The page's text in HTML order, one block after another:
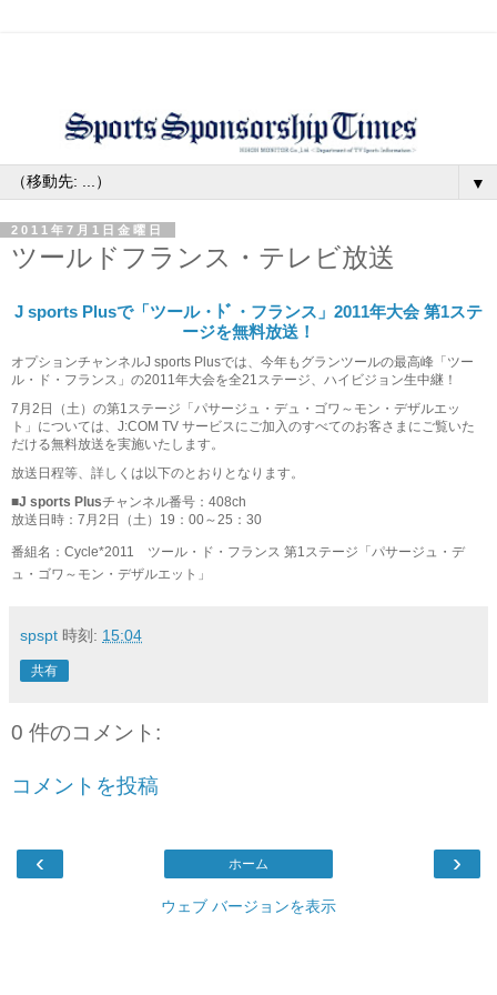
▼
2011年7月1日金曜日
ツールドフランス・テレビ放送
J sports Plusで「ツール・ﾄﾞ・フランス」2011年大会 第1ステ
ージを無料放送！
オプションチャンネルJ sports Plusでは、今年もグランツールの最高峰「ツー
ル・ド・フランス」の2011年大会を全21ステージ、ハイビジョン生中継！
7月2日（土）の第1ステージ「パサージュ・デュ・ゴワ～モン・デザルエッ
ト」については、J:COM TV サービスにご加入のすべてのお客さまにご覧いた
だける無料放送を実施いたします。
放送日程等、詳しくは以下のとおりとなります。
■J sports Plusチャンネル番号：408ch
放送日時：7月2日（土）19：00～25：30
番組名：Cycle*2011 ツール・ド・フランス 第1ステージ「パサージュ・デ
ュ・ゴワ～モン・デザルエット」
spspt 時刻: 15:04
共有
0 件のコメント:
コメントを投稿
‹ ›
ホーム
ウェブ バージョンを表示